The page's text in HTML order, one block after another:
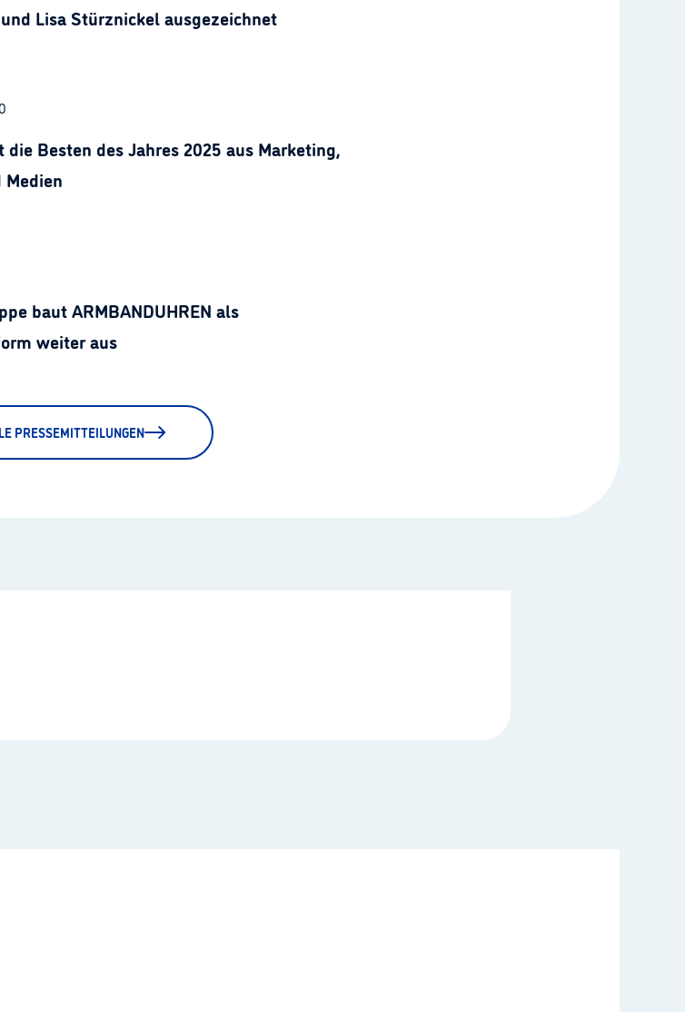
Lisa Stürznickel ausgezeichnet
die Besten des Jahres 2025 aus Marketing,
baut ARMBANDUHREN als
weiter aus
PRESSEMITTEILUNGEN